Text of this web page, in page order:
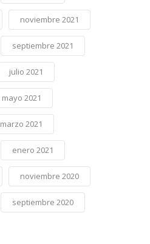
noviembre 2021
septiembre 2021
julio 2021
mayo 2021
marzo 2021
enero 2021
noviembre 2020
septiembre 2020